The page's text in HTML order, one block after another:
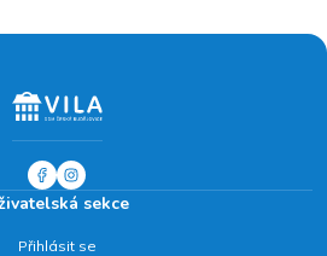
sekce
Přihlásit se